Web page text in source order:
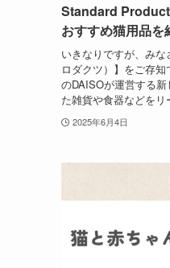
Standard
おすすめ猫用品を
いきなりですが、み
ロダクツ）】をご存
のDAISOが運営する
た雑貨や食器などを
2025年6月4日